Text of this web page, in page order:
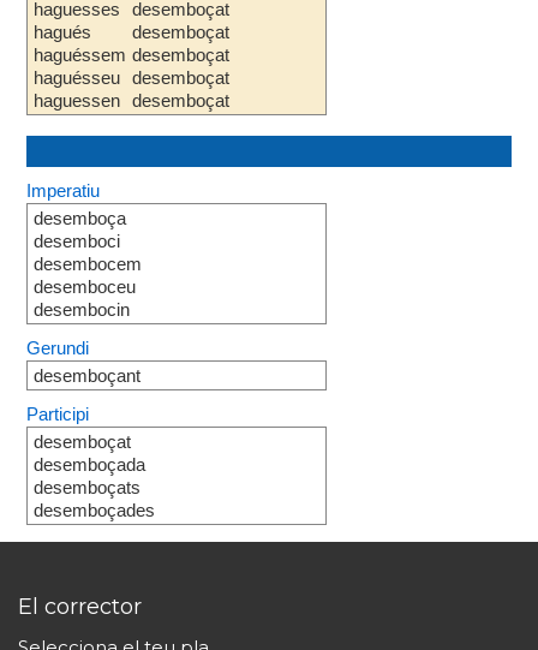
haguesses
hagués
haguéssem
haguésseu
haguessen
desemboçat
desemboçat
desemboçat
desemboçat
desemboçat
Imperatiu
desemboça
desemboci
desembocem
desemboceu
desembocin
Gerundi
desemboçant
Participi
desemboçat
desemboçada
desemboçats
desemboçades
El corrector